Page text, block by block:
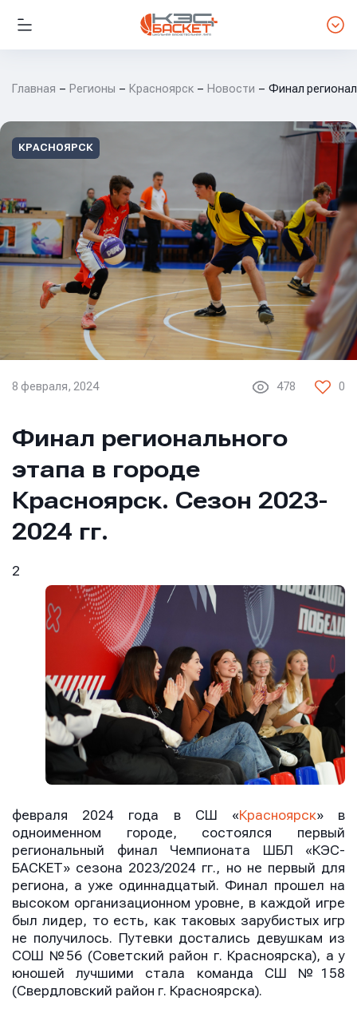
Главная Регионы Красноярск Новости Финал
КРАСНОЯРСК
8 февраля, 2024 478 0
Финал регионального
этапа в городе
Красноярск. Сезон 2023-
2024 гг.
2
февраля 2024 года в СШ «Красноярск» в
одноименном городе, состоялся первый
региональный финал Чемпионата ШБЛ «КЭС-
БАСКЕТ» сезона 2023/2024 гг., но не первый для
региона, а уже одиннадцатый. Финал прошел на
высоком организационном уровне, в каждой игре
был лидер, то есть, как таковых зарубистых игр
не получилось. Путевки достались девушкам из
СОШ №56 (Советский район г. Красноярска), а у
юношей лучшими стала команда СШ №158
(Свердловский район г. Красноярска).